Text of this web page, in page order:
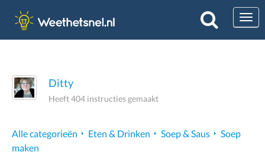
Ditty
Heeft 404 instructies gemaakt
Alle categorieën Eten & Drinken Soep & Saus
Soep
maken